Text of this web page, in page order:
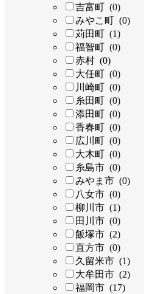
吉富町 (0)
みやこ町 (0)
苅田町 (1)
福智町 (0)
赤村 (0)
大任町 (0)
川崎町 (0)
糸田町 (0)
添田町 (0)
香春町 (0)
広川町 (0)
大木町 (0)
糸島市 (0)
みやま市 (0)
八女市 (0)
柳川市 (1)
田川市 (0)
飯塚市 (2)
直方市 (0)
久留米市 (1)
大牟田市 (2)
福岡市 (17)